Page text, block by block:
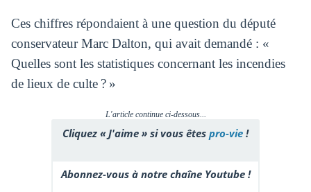
Ces chiffres répondaient à une question du député
conservateur Marc Dalton, qui avait demandé : «
Quelles sont les statistiques concernant les incendies
de lieux de culte ? »
L'article continue ci-dessous...
Cliquez « J'aime » si vous êtes pro-vie !
Abonnez-vous à notre chaîne Youtube !